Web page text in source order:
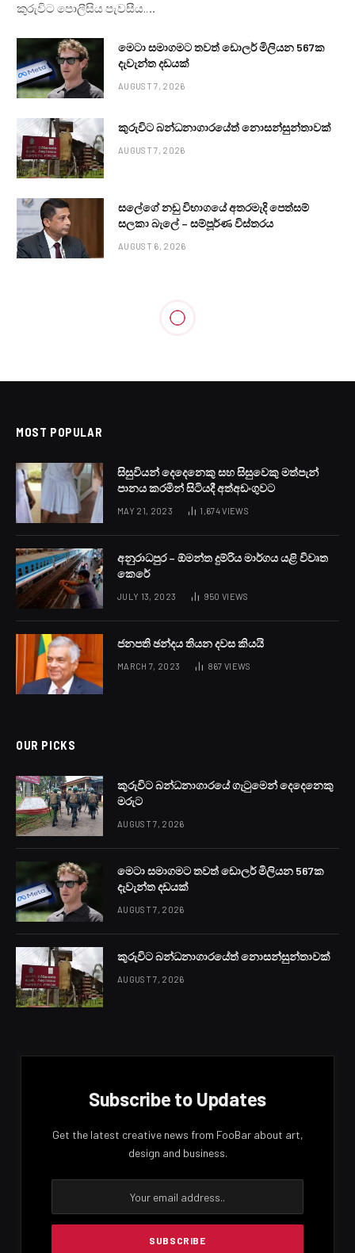
කුරුවිට පොලීසිය පැවසීය.…
මෙටා සමාගමට තවත් ඩොලර් මිලියන 567ක
දැවැන්ත දඩයක්
AUGUST 7, 2026
කුරුවිට බන්ධනාගාරයේත් නොසන්සුන්තාවක්
AUGUST 7, 2026
සලේගේ නඩු විභාගයේ අතරමැදි පෙත්සම්
සලකා බැලේ – සම්පූර්ණ විස්තරය
AUGUST 6, 2026
MOST POPULAR
සිසුවියන් දෙදෙනෙකු සහ සිසුවෙකු මත්පැන්
පානය කරමින් සිටියදී අත්අඩංගුවට
MAY 21, 2023 1,674VIEWS
අනුරාධපුර – ඕමන්ත දුම්රිය මාර්ගය යළි විවෘත
කෙරේ
JULY 13, 2023 950 VIEWS
ජනපති ඡන්දය තියන දවස කියයි
MARCH 7, 2023 867 VIEWS
OUR PICKS
කුරුවිට බන්ධනාගාරයේ ගැටුමෙන් දෙදෙනෙකු
මරුට
AUGUST 7, 2026
මෙටා සමාගමට තවත් ඩොලර් මිලියන 567ක
දැවැන්ත දඩයක්
AUGUST 7, 2026
කුරුවිට බන්ධනාගාරයේත් නොසන්සුන්තාවක්
AUGUST 7, 2026
Subscribe to Updates
Get the latest creative news from FooBar about art,
design and business.